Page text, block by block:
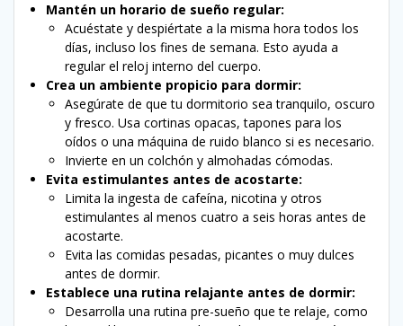
Mantén un horario de sueño regular:
Acuéstate y despiértate a la misma hora todos los
días, incluso los fines de semana. Esto ayuda a
regular el reloj interno del cuerpo.
Crea un ambiente propicio para dormir:
Asegúrate de que tu dormitorio sea tranquilo, oscuro
y fresco. Usa cortinas opacas, tapones para los
oídos o una máquina de ruido blanco si es necesario.
Invierte en un colchón y almohadas cómodas.
Evita estimulantes antes de acostarte:
Limita la ingesta de cafeína, nicotina y otros
estimulantes al menos cuatro a seis horas antes de
acostarte.
Evita las comidas pesadas, picantes o muy dulces
antes de dormir.
Establece una rutina relajante antes de dormir:
Desarrolla una rutina pre-sueño que te relaje, como